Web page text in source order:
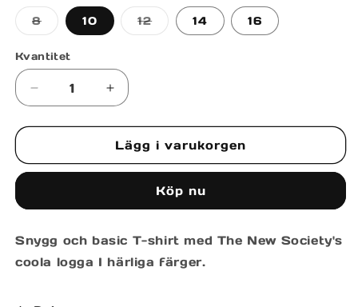
8Varianten
är
eller
inte
10 12Varianten
är
14 16
Kvantitet
Minska
för
MYKONOS
T-
Öka
för
MYKONOS
T-
SHIRT
Lägg i varukorgen
Köp nu
Snygg och basic T-shirt med The New Society's
coola logga I härliga färger.